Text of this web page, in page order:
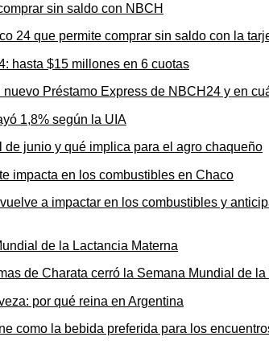
24 que permite comprar sin saldo con la
Préstamo Express de NBCH24 y en
de junio y qué implica para el agro chaqueño
a impactar en los combustibles y
de Charata cerró la Semana Mundial de
como la bebida preferida para los